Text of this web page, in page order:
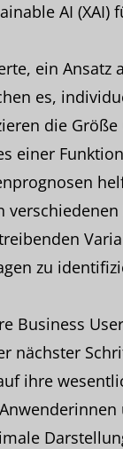
AI
ein
es,
die
einer
zu
Business
nächster
ihre